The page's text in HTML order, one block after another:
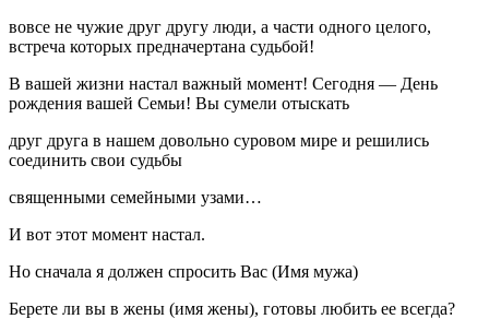
вовсе не чужие друг другу люди, а части одного целого,
встреча которых предначертана судьбой!
В вашей жизни настал важный момент! Сегодня — День
рождения вашей Семьи! Вы сумели отыскать
друг друга в нашем довольно суровом мире и решились
соединить свои судьбы
священными семейными узами…
И вот этот момент настал.
Но сначала я должен спросить Вас (Имя мужа)
Берете ли вы в жены (имя жены), готовы любить ее всегда?